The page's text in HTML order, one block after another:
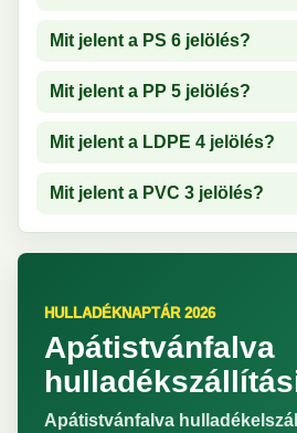
Mit jelent a PS 6 jelölés?
Mit jelent a PP 5 jelölés?
Mit jelent a LDPE 4 jelölés?
Mit jelent a PVC 3 jelölés?
HULLADÉKNAPTÁR 2026
Apátistvánfalva
Apátistvánfalva